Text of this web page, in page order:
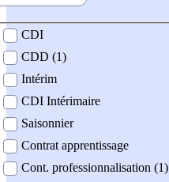
contrat
CDI
CDD (1)
Intérim
CDI Intérimaire
Saisonnier
Contrat apprentissage
Cont. professionnalisation (1)